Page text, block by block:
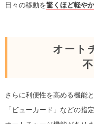
日々の移動を驚くほど軽やか
オート
さらに利便性を高める機能と
「ビューカード」などの指